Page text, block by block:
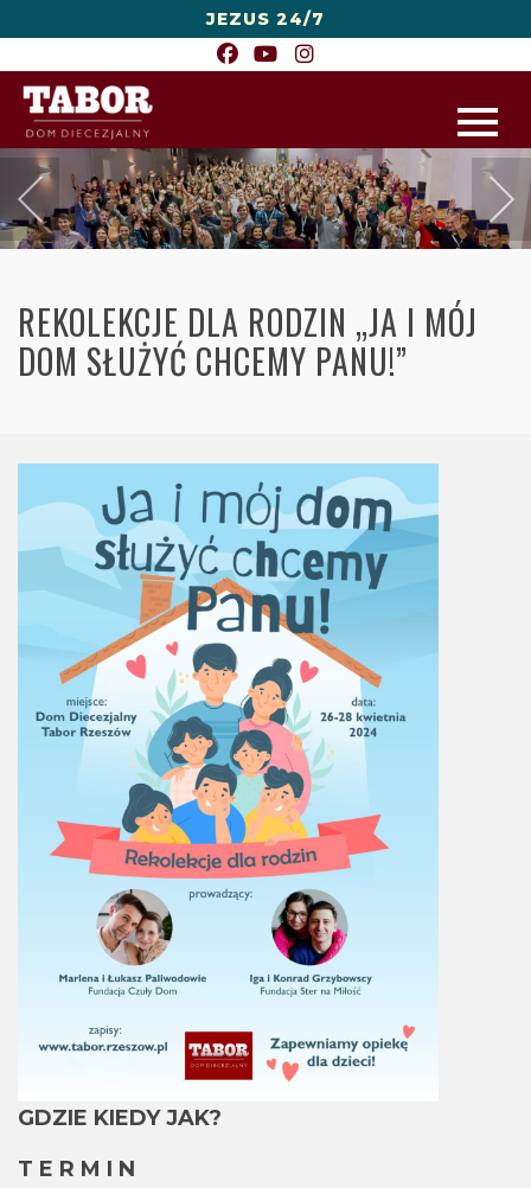
JEZUS 24/7
REKOLEKCJE DLA RODZIN „JA I MÓJ
DOM SŁUŻYĆ CHCEMY PANU!”
GDZIE KIEDY JAK?
T E R M I N